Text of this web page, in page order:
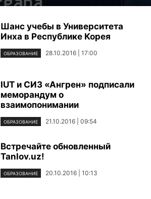
Шанс учебы в Университета
Инха в Республике Корея
ОБРАЗОВАНИЕ 28.10.2016 | 17:00
IUT и СИЗ «Ангрен» подписали
меморандум о
взаимопонимании
ОБРАЗОВАНИЕ 21.10.2016 | 09:54
Встречайте обновленный
Tanlov.uz!
ОБРАЗОВАНИЕ 20.10.2016 | 10:13